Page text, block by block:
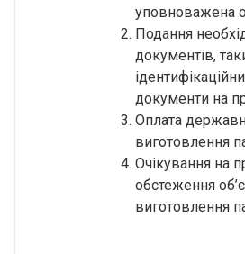
уповноважена
Подання
документів,
документи на
Оплата
виготовлення
Очікування на
обстеження
виготовлення